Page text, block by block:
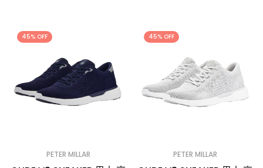
45% OFF
PETER MILLAR
45% OFF
PETER MILLAR